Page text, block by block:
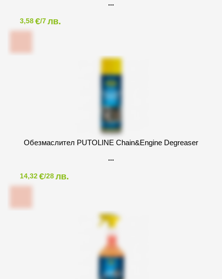
3,58€/7лв.
Обезмаслител PUTOLINE Chain&Engine Degreaser
14,32€/28лв.